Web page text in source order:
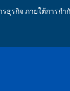
รกิจ ภายใต้กา